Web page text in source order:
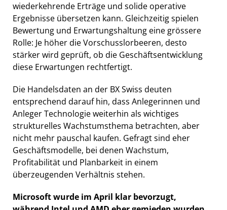
wiederkehrende Erträge und solide operative
Ergebnisse übersetzen kann. Gleichzeitig spielen
Bewertung und Erwartungshaltung eine grössere
Rolle: Je höher die Vorschusslorbeeren, desto
stärker wird geprüft, ob die Geschäftsentwicklung
diese Erwartungen rechtfertigt.
Die Handelsdaten an der BX Swiss deuten
entsprechend darauf hin, dass Anlegerinnen und
Anleger Technologie weiterhin als wichtiges
strukturelles Wachstumsthema betrachten, aber
nicht mehr pauschal kaufen. Gefragt sind eher
Geschäftsmodelle, bei denen Wachstum,
Profitabilität und Planbarkeit in einem
überzeugenden Verhältnis stehen.
Microsoft wurde im April klar bevorzugt,